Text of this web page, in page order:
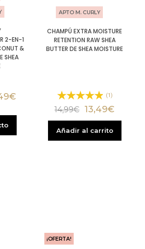
2-EN-1
&
SHEA
€
APTO M. CURLY
CHAMPÚ EXTRA MOISTURE
RETENTION RAW SHEA
BUTTER DE SHEA MOISTURE
(1)
14,99€ 13,49€
Añadir al carrito
¡OFERTA!